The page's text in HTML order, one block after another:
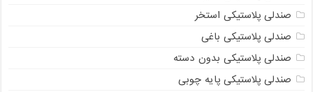
صندلی پلاستیکی استخر
صندلی پلاستیکی باغی
صندلی پلاستیکی بدون دسته
صندلی پلاستیکی پایه چوبی